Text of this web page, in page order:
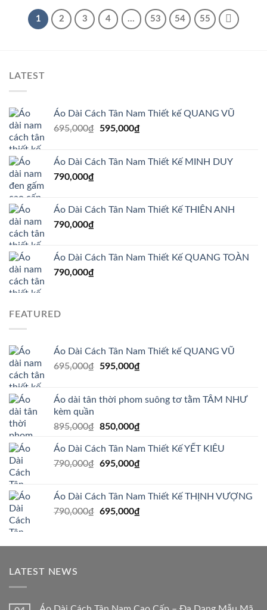
1 2 3 4 … 53 54 55
LATEST
Áo Dài Cách Tân Nam Thiết kế QUANG VŨ
695,000₫
Giá
695,000₫.
595,000₫Giá
là:
Áo Dài Cách Tân Nam Thiết Kế MINH DUY
790,000₫
Áo Dài Cách Tân Nam Thiết Kế THIÊN ANH
790,000₫
Áo Dài Cách Tân Nam Thiết Kế QUANG TOÀN
790,000₫
FEATURED
Áo Dài Cách Tân Nam Thiết kế QUANG VŨ
695,000₫
Giá
695,000₫.
595,000₫Giá
là:
Áo dài tân thời phom suông tơ tằm TÂM NHƯ
kèm quần
895,000₫ Giá
là:
895,000₫.
850,000₫Giá
tại
là:
Áo Dài Cách Tân Nam Thiết Kế YẾT KIÊU
790,000₫ Giá
790,000₫.
695,000₫Giá
là:
695,000₫.
Áo Dài Cách Tân Nam Thiết Kế THỊNH VƯỢNG
790,000₫ Giá
790,000₫.
695,000₫Giá
là:
LATEST NEWS